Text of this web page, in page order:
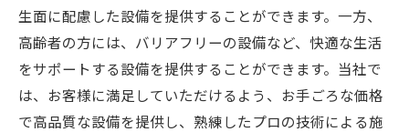
生面に配慮した設備を提供することができます。一方、
高齢者の方には、バリアフリーの設備など、快適な生活
をサポートする設備を提供することができます。当社で
は、お客様に満足していただけるよう、お手ごろな価格
で高品質な設備を提供し、熟練したプロの技術による施